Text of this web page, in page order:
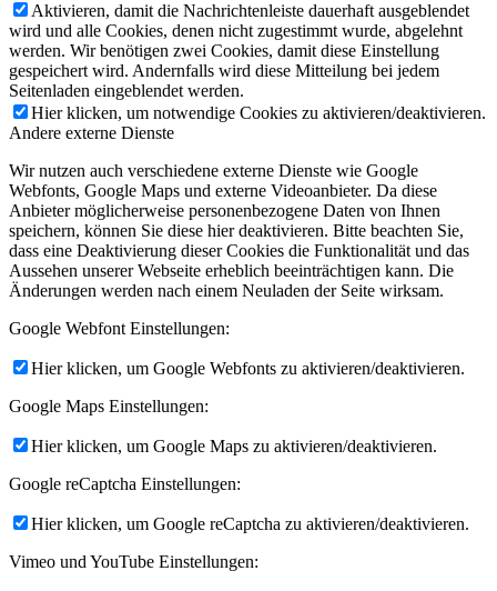
Aktivieren, damit die Nachrichtenleiste dauerhaft ausgeblendet
wird und alle Cookies, denen nicht zugestimmt wurde, abgelehnt
werden. Wir benötigen zwei Cookies, damit diese Einstellung
gespeichert wird. Andernfalls wird diese Mitteilung bei jedem
Seitenladen eingeblendet werden.
Hier klicken, um notwendige Cookies zu aktivieren/deaktivieren.
Andere externe Dienste
Wir nutzen auch verschiedene externe Dienste wie Google
Webfonts, Google Maps und externe Videoanbieter. Da diese
Anbieter möglicherweise personenbezogene Daten von Ihnen
speichern, können Sie diese hier deaktivieren. Bitte beachten Sie,
dass eine Deaktivierung dieser Cookies die Funktionalität und das
Aussehen unserer Webseite erheblich beeinträchtigen kann. Die
Änderungen werden nach einem Neuladen der Seite wirksam.
Google Webfont Einstellungen:
Hier klicken, um Google Webfonts zu aktivieren/deaktivieren.
Google Maps Einstellungen:
Hier klicken, um Google Maps zu aktivieren/deaktivieren.
Google reCaptcha Einstellungen:
Hier klicken, um Google reCaptcha zu aktivieren/deaktivieren.
Vimeo und YouTube Einstellungen: